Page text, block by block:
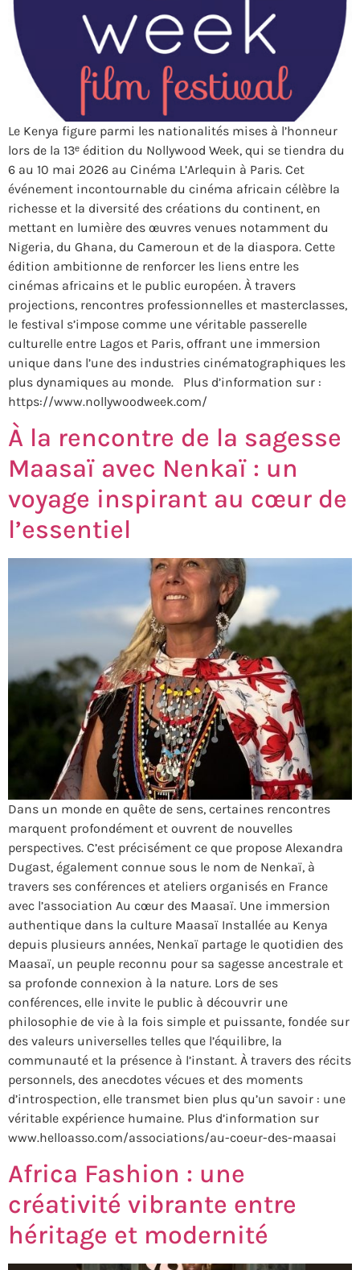
Le Kenya figure parmi les nationalités mises à l’honneur
lors de la 13ᵉ édition du Nollywood Week, qui se tiendra du
6 au 10 mai 2026 au Cinéma L’Arlequin à Paris. Cet
événement incontournable du cinéma africain célèbre la
richesse et la diversité des créations du continent, en
mettant en lumière des œuvres venues notamment du
Nigeria, du Ghana, du Cameroun et de la diaspora. Cette
édition ambitionne de renforcer les liens entre les
cinémas africains et le public européen. À travers
projections, rencontres professionnelles et masterclasses,
le festival s’impose comme une véritable passerelle
culturelle entre Lagos et Paris, offrant une immersion
unique dans l’une des industries cinématographiques les
plus dynamiques au monde. Plus d’information sur :
https://www.nollywoodweek.com/
À la rencontre de la sagesse
Maasaï avec Nenkaï : un
voyage inspirant au cœur de
l’essentiel
Dans un monde en quête de sens, certaines rencontres
marquent profondément et ouvrent de nouvelles
perspectives. C’est précisément ce que propose Alexandra
Dugast, également connue sous le nom de Nenkaï, à
travers ses conférences et ateliers organisés en France
avec l’association Au cœur des Maasaï. Une immersion
authentique dans la culture Maasaï Installée au Kenya
depuis plusieurs années, Nenkaï partage le quotidien des
Maasaï, un peuple reconnu pour sa sagesse ancestrale et
sa profonde connexion à la nature. Lors de ses
conférences, elle invite le public à découvrir une
philosophie de vie à la fois simple et puissante, fondée sur
des valeurs universelles telles que l’équilibre, la
communauté et la présence à l’instant. À travers des récits
personnels, des anecdotes vécues et des moments
d’introspection, elle transmet bien plus qu’un savoir : une
véritable expérience humaine. Plus d’information sur
www.helloasso.com/associations/au-coeur-des-maasai
Africa Fashion : une
créativité vibrante entre
héritage et modernité